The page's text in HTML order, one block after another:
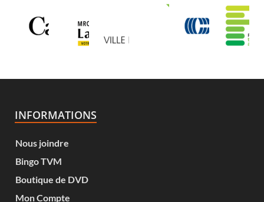
INFORMATIONS
Nous joindre
Bingo TVM
Boutique de DVD
Mon Compte